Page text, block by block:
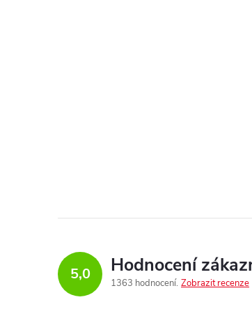
5,0 Hodnocení
1363 hodnocení Zobrazit recenze